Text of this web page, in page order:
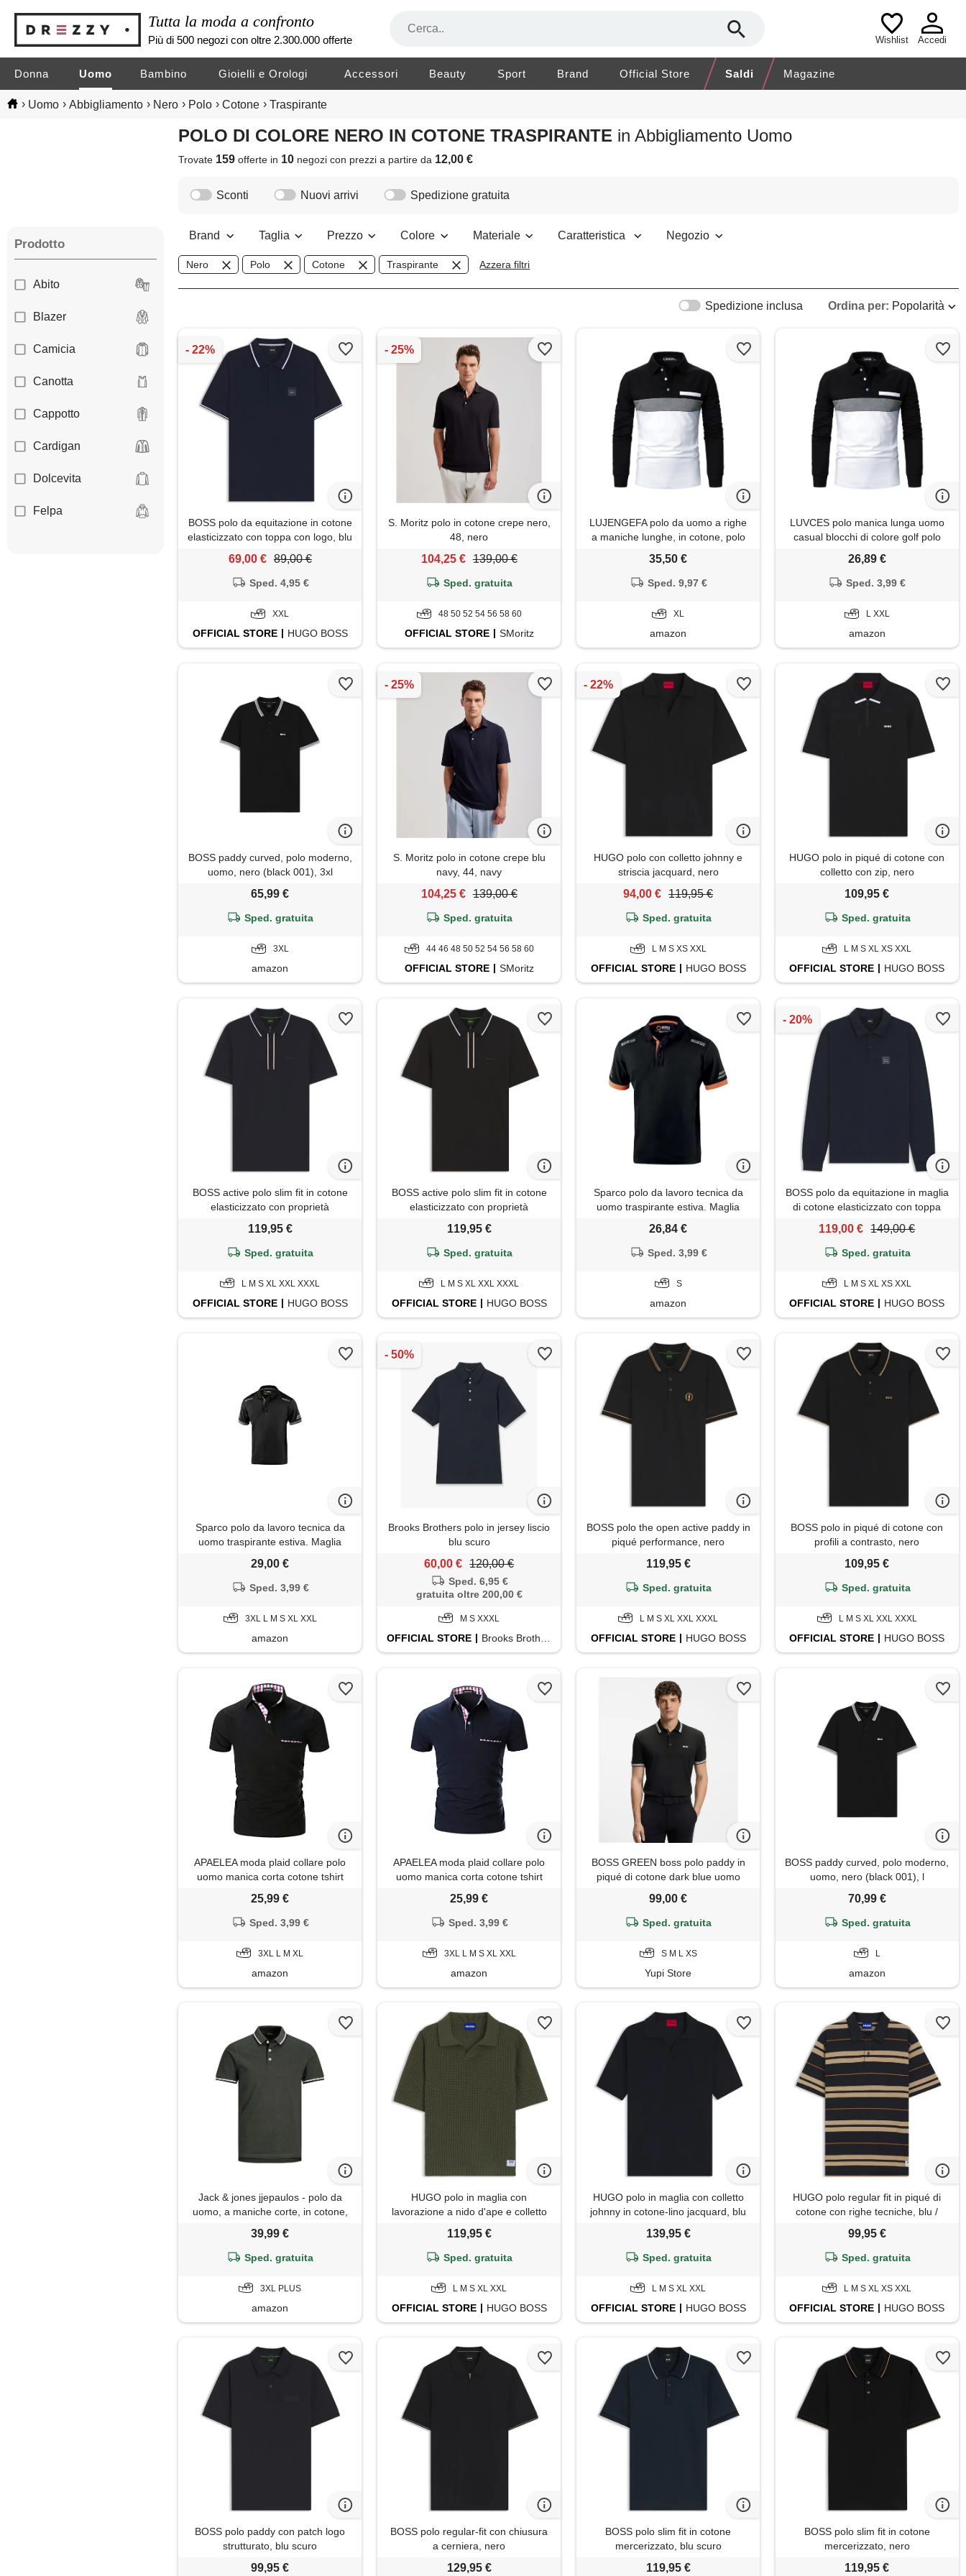
Tutta la moda a confronto
Più di 500 negozi con oltre 2.300.000 offerte Wishlist Accedi
Donna Uomo Bambino Gioielli e Orologi Accessori Beauty Sport Brand Official Store Saldi Magazine
› Uomo › Abbigliamento › Nero › Polo › Cotone › Traspirante
POLO DI COLORE NERO IN COTONE TRASPIRANTE in Abbigliamento Uomo
Trovate 159 offerte in 10 negozicon prezzi a partire da 12,00 €
Prodotto
Abito
Blazer
Camicia
Canotta
Cappotto
Cardigan
Dolcevita
Felpa
Sconti Nuovi arrivi Spedizione gratuita
Brand Taglia Prezzo Colore Materiale Caratteristica Negozio
Nero Polo Cotone Traspirante Azzera filtri
Ordina per: Popolarità
Spedizione inclusa
BOSS polo da equitazione in cotone
elasticizzato con toppa con logo, blu
scuro
69,00 € 89,00 €
Sped. 4,95 €
XXL
OFFICIALSTORE HUGO BOSS
S. Moritz polo in cotone crepe nero,
48, nero
104,25 € 139,00 €
Sped. gratuita
48 50 52 54 56 58 60
OFFICIALSTORE SMoritz
LUJENGEFA polo da uomo a righe
a maniche lunghe, in cotone, polo
da golf, xl
35,50 €
Sped. 9,97 €
XL
amazon
LUVCES polo manica lunga uomo
casual blocchi di colore golf polo
maglietta con colletto a contrasto
cotone t-shirt moda per uomo
manica lunga nero + grigio + bianco
26,89 €
Sped. 3,99 €
L XXL
amazon
BOSS paddy curved, polo moderno,
uomo, nero (black 001), 3xl
65,99 €
Sped. gratuita
3XL
amazon
S. Moritz polo in cotone crepe blu
navy, 44, navy
104,25 € 139,00 €
Sped. gratuita
44 46 48 50 52 54 56 58 60
OFFICIALSTORE SMoritz
HUGO polo con colletto johnny e
striscia jacquard, nero
94,00 € 119,95 €
Sped. gratuita
L M S XS XXL
OFFICIALSTORE HUGO BOSS
HUGO polo in piqué di cotone con
colletto con zip, nero
109,95 €
Sped. gratuita
L M S XL XS XXL
OFFICIAL STORE HUGO BOSS
BOSS active polo slim fit in cotone
elasticizzato con proprietà
119,95 €
Sped. gratuita
L M S XL XXL XXXL
OFFICIAL STORE HUGO BOSS
BOSS active polo slim fit in cotone
elasticizzato con proprietà
119,95 €
Sped. gratuita
L M S XL XXL XXXL
OFFICIAL STORE HUGO BOSS
Sparco polo da lavoro tecnica da
uomo traspirante estiva. Maglia
visibilità. Modello toledo. Taglia s
26,84 €
Sped. 3,99 €
S
amazon
BOSS polo da equitazione in maglia
di cotone elasticizzato con toppa
119,00 € 149,00 €
Sped. gratuita
L M S XL XS XXL
OFFICIAL STORE HUGO BOSS
Sparco polo da lavoro tecnica da
uomo traspirante estiva. Maglia
visibilità. Modello toledo. Taglia l
29,00 €
Sped. 3,99 €
3XL L M S XL XXL
amazon
Brooks Brothers polo in jersey liscio
blu scuro
60,00 € 120,00 €
Sped. 6,95 €
gratuita oltre 200,00 €
M S XXXL
OFFICIAL STORE Brooks Brothers
BOSS polo the open active paddy in
piqué performance, nero
119,95 €
Sped. gratuita
L M S XL XXL XXXL
OFFICIAL STORE HUGO BOSS
BOSS polo in piqué di cotone con
profili a contrasto, nero
109,95 €
Sped. gratuita
L M S XL XXL XXXL
OFFICIAL STORE HUGO BOSS
APAELEA moda plaid collare polo
uomo manica corta cotone tshirt
25,99 €
Sped. 3,99 €
3XL L M XL
amazon
APAELEA moda plaid collare polo
uomo manica corta cotone tshirt
25,99 €
Sped. 3,99 €
3XL L M S XL XXL
amazon
BOSS GREEN boss polo paddy in
piqué di cotone dark blue uomo
99,00 €
Sped. gratuita
S M L XS
Yupi Store
BOSS paddy curved, polo moderno,
uomo, nero (black 001), l
70,99 €
Sped. gratuita
L
amazon
Jack & jones jjepaulos - polo da
uomo, a maniche corte, in cotone,
39,99 €
Sped. gratuita
3XL PLUS
amazon
HUGO polo in maglia con
lavorazione a nido d'ape e colletto
119,95 €
Sped. gratuita
L M S XL XXL
OFFICIAL STORE HUGO BOSS
HUGO polo in maglia con colletto
johnny in cotone-lino jacquard, blu
139,95 €
Sped. gratuita
L M S XL XXL
OFFICIAL STORE HUGO BOSS
HUGO polo regular fit in piqué di
cotone con righe tecniche, blu /
99,95 €
Sped. gratuita
L M S XL XS XXL
OFFICIAL STORE HUGO BOSS
BOSS polo paddy con patch logo
strutturato, blu scuro
99,95 €
BOSS polo regular-fit con chiusura
a cerniera, nero
129,95 €
BOSS polo slim fit in cotone
mercerizzato, blu scuro
119,95 €
BOSS polo slim fit in cotone
mercerizzato, nero
119,95 €